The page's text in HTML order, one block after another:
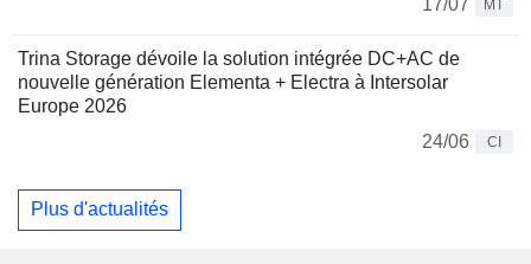
MT
Trina Storage dévoile la solution intégrée DC+AC de
nouvelle génération Elementa + Electra à Intersolar
Europe 2026
24/06
CI
Plus d'actualités